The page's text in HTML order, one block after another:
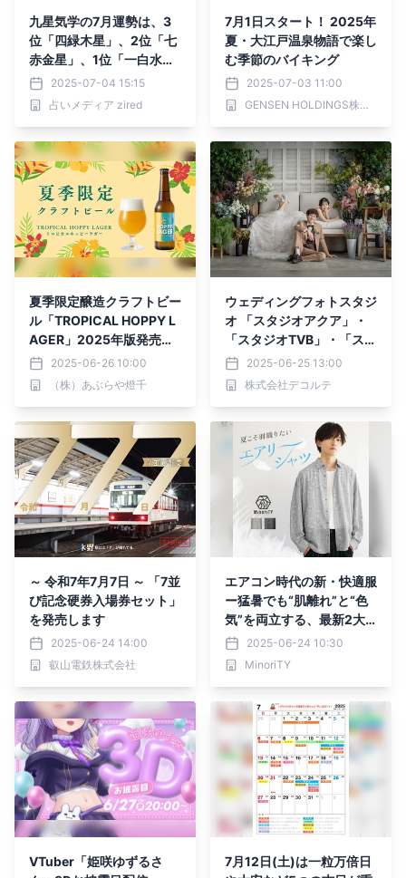
九星気学の7月運勢は、3
位「四緑木星」、2位「七
赤金星」、1位「一白水
星」。占いメディアのzire
dがランキングを発表
2025-07-04 15:15
占いメディア zired
7月1日スタート！ 2025年
夏・大江戸温泉物語で楽し
む季節のバイキング
2025-07-03 11:00
GENSEN HOLDINGS株式会社
夏季限定醸造クラフトビー
ル「TROPICAL HOPPY L
AGER」2025年版発売開
始
2025-06-26 10:00
（株）あぶらや燈千
ウェディングフォトスタジ
オ 「スタジオアクア」・
「スタジオTVB」・「スタ
ジオエイト」・「スタジオ
AN」各店 スタジオリニュ
ーアル実施
2025-06-25 13:00
株式会社デコルテ
～ 令和7年7月7日 ～ 「7並
び記念硬券入場券セット」
を発売します
2025-06-24 14:00
叡山電鉄株式会社
エアコン時代の新・快適服
ー猛暑でも“肌離れ”と“色
気”を両立する、最新2大
トップスが登場
2025-06-24 10:30
MinoriTY
VTuber「姫咲ゆずるさ
7月12日(土)は一粒万倍日